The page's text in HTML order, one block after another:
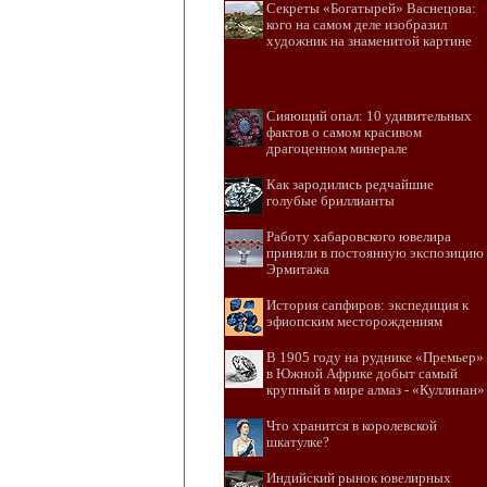
Секреты «Богатырей» Васнецова:
кого на самом деле изобразил
художник на знаменитой картине
Сияющий опал: 10 удивительных
фактов о самом красивом
драгоценном минерале
Как зародились редчайшие
голубые бриллианты
Работу хабаровского ювелира
приняли в постоянную экспозицию
Эрмитажа
История сапфиров: экспедиция к
эфиопским месторождениям
В 1905 году на руднике «Премьер»
в Южной Африке добыт самый
крупный в мире алмаз - «Куллинан»
Что хранится в королевской
шкатулке?
Индийский рынок ювелирных